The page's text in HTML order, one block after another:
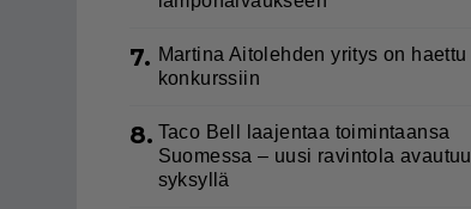
7. Martina Aitolehden yritys on haettu
konkurssiin
8. Taco Bell laajentaa toimintaansa
Suomessa – uusi ravintola avautuu
syksyllä